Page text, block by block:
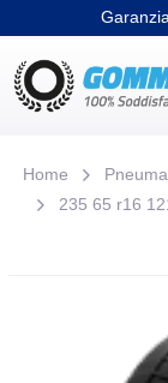
Home
235 65 r16